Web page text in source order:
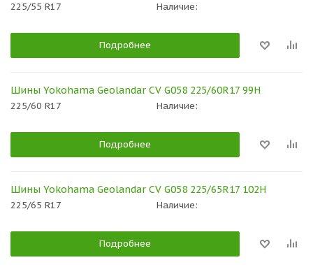
225/55 R17 Наличие:
Подробнее
Шины Yokohama Geolandar CV G058 225/60R17 99H
225/60 R17 Наличие:
Подробнее
Шины Yokohama Geolandar CV G058 225/65R17 102H
225/65 R17 Наличие:
Подробнее